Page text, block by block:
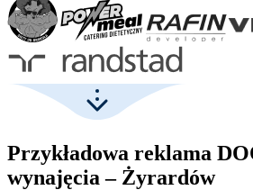
Przykładowa reklama
wynajęcia – Żyrardów